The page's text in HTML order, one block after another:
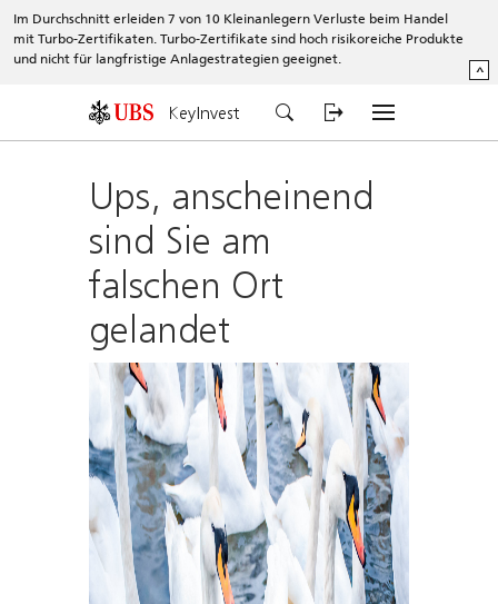
Im Durchschnitt erleiden 7 von 10 Kleinanlegern Verluste beim Handel
mit Turbo-Zertifikaten. Turbo-Zertifikate sind hoch risikoreiche Produkte
und nicht für langfristige Anlagestrategien geeignet.
^
KeyInvest
Ups, anscheinend
sind Sie am
falschen Ort
gelandet